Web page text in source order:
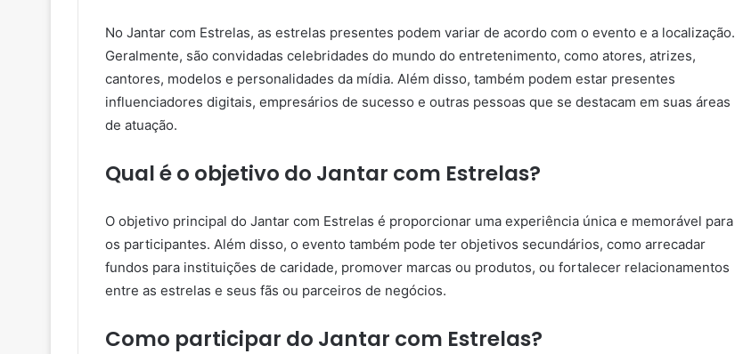
No Jantar com Estrelas, as estrelas presentes podem variar de acordo com o evento e a localização.
Geralmente, são convidadas celebridades do mundo do entretenimento, como atores, atrizes,
cantores, modelos e personalidades da mídia. Além disso, também podem estar presentes
influenciadores digitais, empresários de sucesso e outras pessoas que se destacam em suas áreas
de atuação.
Qual é o objetivo do Jantar com Estrelas?
O objetivo principal do Jantar com Estrelas é proporcionar uma experiência única e memorável para
os participantes. Além disso, o evento também pode ter objetivos secundários, como arrecadar
fundos para instituições de caridade, promover marcas ou produtos, ou fortalecer relacionamentos
entre as estrelas e seus fãs ou parceiros de negócios.
Como participar do Jantar com Estrelas?